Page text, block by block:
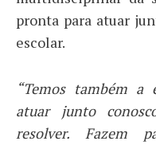
pronta para atuar
escolar.
“Temos também a
atuar junto
resolver. Fazem